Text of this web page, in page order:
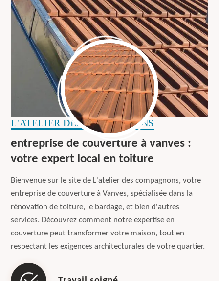
L'ATELIER DES COMPAGNONS
entreprise de couverture à vanves :
votre expert local en toiture
Bienvenue sur le site de L'atelier des compagnons, votre
entreprise de couverture à Vanves, spécialisée dans la
rénovation de toiture, le bardage, et bien d'autres
services. Découvrez comment notre expertise en
couverture peut transformer votre maison, tout en
respectant les exigences architecturales de votre quartier.